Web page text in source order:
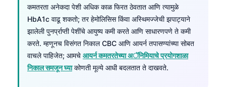
कमतरता अनेकदा पेशी अधिक काळ फिरत ठेवतात आणि त्यामुळे
HbA1c वाढू शकतो; तर हेमोलिसिस किंवा अस्थिमज्जेची झपाट्याने
झालेली पुनर्प्राप्ती पेशींचे आयुष्य कमी करते आणि साधारणपणे ते कमी
करते. म्हणूनच विसंगत निकाल CBC आणि आयर्न तपासण्यांच्या सोबत
वाचले पाहिजेत; आमचे आयर्न कमतरतेच्या अॅनिमियाचे प्रयोगशाळा
निकाल समजून घ्याकोणती मूल्ये आधी बदलतात ते दाखवते.